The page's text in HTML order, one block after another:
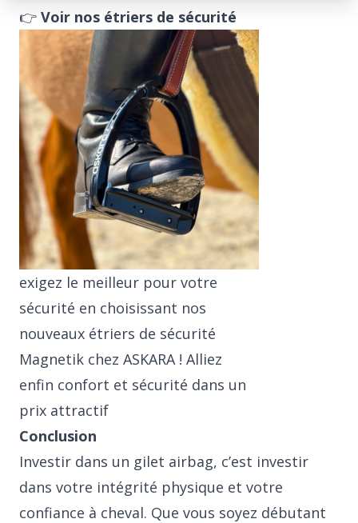
👉 Voir nos étriers de sécurité
exigez le meilleur pour votre
sécurité en choisissant nos
nouveaux étriers de sécurité
Magnetik chez ASKARA ! Alliez
enfin confort et sécurité dans un
prix attractif
Conclusion
Investir dans un gilet airbag, c’est investir
dans votre intégrité physique et votre
confiance à cheval. Que vous soyez débutant